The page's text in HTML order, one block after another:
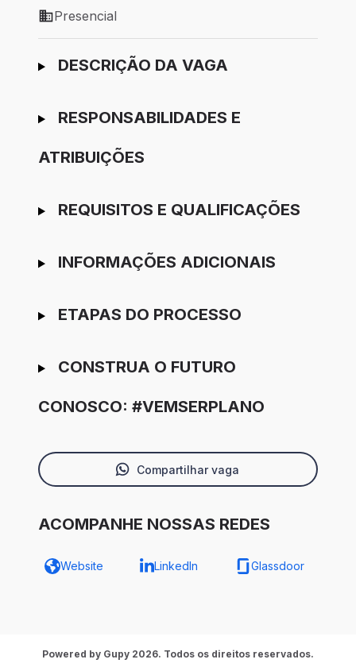
Modelo de trabalho: Presencial
Presencial
Ir para candidatura
DESCRIÇÃO DA VAGA
RESPONSABILIDADES E
ATRIBUIÇÕES
REQUISITOS E QUALIFICAÇÕES
INFORMAÇÕES ADICIONAIS
ETAPAS DO PROCESSO
CONSTRUA O FUTURO
CONOSCO: #VEMSERPLANO
Compartilhar vaga
ACOMPANHE NOSSAS REDES
Website LinkedIn Glassdoor
Powered by Gupy 2026. Todos os direitos reservados.